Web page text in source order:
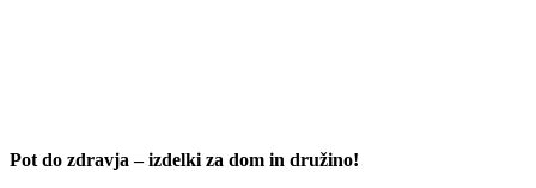
Pot do zdravja – izdelki za dom in družino!